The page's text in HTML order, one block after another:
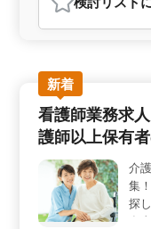
おすすめポイン
＜働きやすさ＞
間休日110日とい
さらに、残業は月
ニア層も積極的に
れ、働きやすい
充実＞ 当院では、
リハビリや在宅復
助など、患者様の
ることができます
長と充実感を得
＞ 当院では、賞与
新着
看護師業務求
護師以上保有
介
集
探